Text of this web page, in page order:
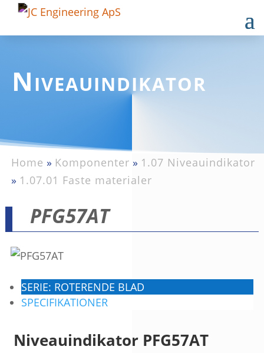
Niveauindikator
Home » Komponenter » 1.07 Niveauindikator
» 1.07.01 Faste materialer
PFG57AT
SERIE: ROTERENDE BLAD
SPECIFIKATIONER
Niveauindikator PFG57AT